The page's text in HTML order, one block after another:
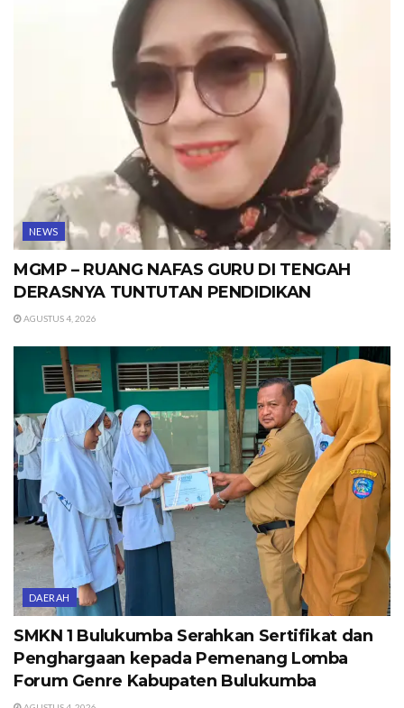
NEWS
MGMP – RUANG NAFAS GURU DI TENGAH
DERASNYA TUNTUTAN PENDIDIKAN
AGUSTUS 4, 2026
DAERAH
SMKN 1 Bulukumba Serahkan Sertifikat dan
Penghargaan kepada Pemenang Lomba
Forum Genre Kabupaten Bulukumba